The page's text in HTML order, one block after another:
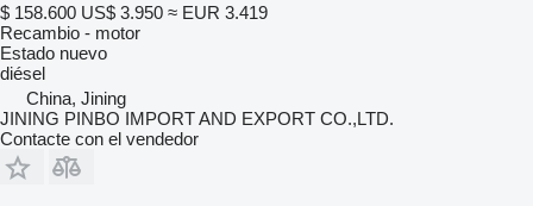
$ 158.600 US$ 3.950 ≈ EUR 3.419
Recambio - motor
Estado nuevo
diésel
China, Jining
JINING PINBO IMPORT AND EXPORT CO.,LTD.
Contacte con el vendedor